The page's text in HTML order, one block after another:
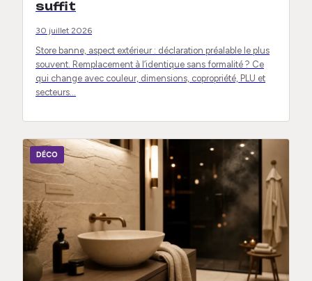
suffit
30 juillet 2026
Store banne, aspect extérieur : déclaration préalable le plus
souvent. Remplacement à l’identique sans formalité ? Ce
qui change avec couleur, dimensions, copropriété, PLU et
secteurs…
DÉCO